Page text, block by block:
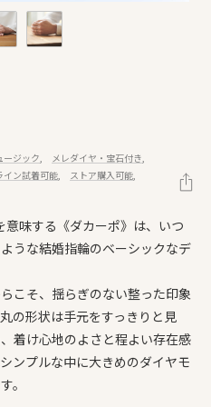
ージック
メレダイヤ・宝石付き
イン試着可能
ストア購入可能
意味する《ダカーポ》は、いつ
うな結婚指輪のベーシックなデ
こそ、揺らぎのない整った印象
の形状は手元をすっきりと見
着け心地のよさと程よい存在感
ンプルな中に大きめのダイヤモ
。